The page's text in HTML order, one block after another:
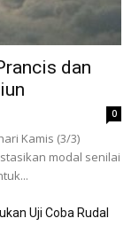
dan
0
Kamis (3/3)
modal senilai
Uji Coba Rudal